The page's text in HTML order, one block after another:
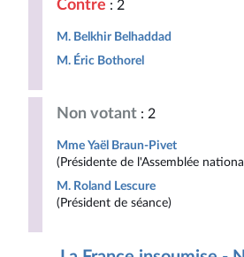
Contre : 2
M. Belkhir Belhaddad
M. Éric Bothorel
Non votant : 2
Mme Yaël Braun-Pivet
(Présidente de l'Assemblée
M. Roland Lescure
(Président de séance)